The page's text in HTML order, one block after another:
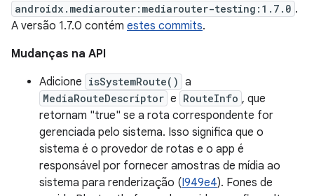
androidx.mediarouter:mediarouter-testing:1.7.0 .
A versão 1.7.0 contém estes commits.
Mudanças na API
Adicione isSystemRoute() a
MediaRouteDescriptor e RouteInfo , que
retornam "true" se a rota correspondente for
gerenciada pelo sistema. Isso significa que o
sistema é o provedor de rotas e o app é
responsável por fornecer amostras de mídia ao
sistema para renderização (I949e4). Fones de